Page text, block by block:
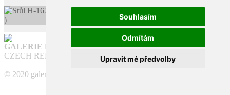
Souhlasím
Odmítám
Upravit mé předvolby
GALERIE FUNKCE
CZECH REPUBLIC
© 2020 galeriefunkce.cz